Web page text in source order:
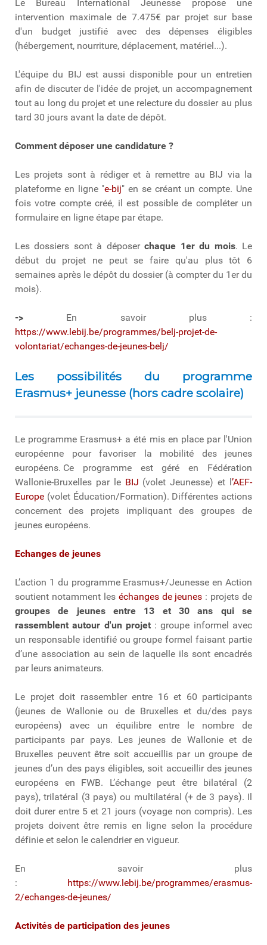
Le Bureau International Jeunesse propose une
intervention maximale de 7.475€ par projet sur base
d'un budget justifié avec des dépenses éligibles
(hébergement, nourriture, déplacement, matériel...).
L'équipe du BIJ est aussi disponible pour un entretien
afin de discuter de l'idée de projet, un accompagnement
tout au long du projet et une relecture du dossier au plus
tard 30 jours avant la date de dépôt.
Comment déposer une candidature ?
Les projets sont à rédiger et à remettre au BIJ via la
plateforme en ligne "e-bij" en se créant un compte. Une
fois votre compte créé, il est possible de compléter un
formulaire en ligne étape par étape.
Les dossiers sont à déposerchaque 1er du mois. Le
début du projet ne peut se faire qu'au plus tôt 6
semaines après le dépôt du dossier (à compter du 1er du
mois).
-> En savoir plus :
https://www.lebij.be/programmes/belj-projet-de-
volontariat/echanges-de-jeunes-belj/
Les possibilités du programme
Erasmus+ jeunesse (hors cadre scolaire)
Le programme Erasmus+ a été mis en place par l'Union
européenne pour favoriser la mobilité des jeunes
européens. Ce programme est géré en Fédération
Wallonie-Bruxelles par le BIJ (volet Jeunesse) et l’AEF-
Europe (volet Éducation/Formation). Différentes actions
concernent des projets impliquant des groupes de
jeunes européens.
Echanges de jeunes
L’action 1 du programme Erasmus+/Jeunesse en Action
soutient notamment les échanges de jeunes : projets de
groupes de jeunes entre 13 et 30 ans qui se
rassemblent autour d'un projet: groupe informel avec
un responsable identifié ou groupe formel faisant partie
d’une association au sein de laquelle ils sont encadrés
par leurs animateurs.
Le projet doit rassembler entre 16 et 60 participants
(jeunes de Wallonie ou de Bruxelles et du/des pays
européens) avec un équilibre entre le nombre de
participants par pays. Les jeunes de Wallonie et de
Bruxelles peuvent être soit accueillis par un groupe de
jeunes d’un des pays éligibles, soit accueillir des jeunes
européens en FWB. L’échange peut être bilatéral (2
pays), trilatéral (3 pays) ou multilatéral (+ de 3 pays). Il
doit durer entre 5 et 21 jours (voyage non compris). Les
projets doivent être remis en ligne selon la procédure
définie et selon le calendrier en vigueur.
En savoir plus
: https://www.lebij.be/programmes/erasmus-
2/echanges-de-jeunes/
Activités de participation des jeunes